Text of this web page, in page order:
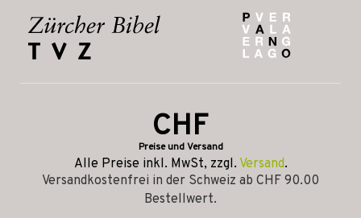
CHF
Preise und Versand
Alle Preise inkl. MwSt, zzgl. Versand.
Versandkostenfrei in der Schweiz ab CHF 90.00
Bestellwert.